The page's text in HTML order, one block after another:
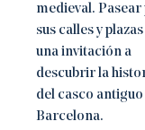
medieval. Pasear
sus calles y plazas
una invitación a
descubrir la
del casco antiguo
Barcelona.